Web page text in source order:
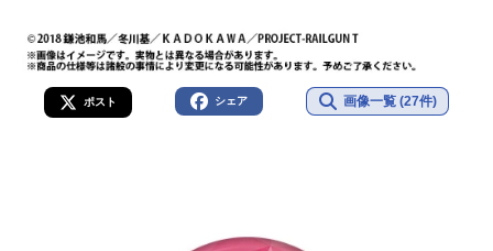
ポスト シェア 画像一覧 (27件)